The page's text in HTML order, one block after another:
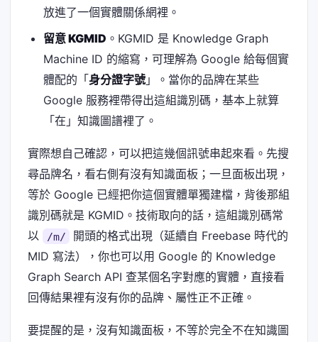
放進了一個實體關係網裡。
留意 KGMID 。KGMID 是 Knowledge Graph
Machine ID 的縮寫，可理解為 Google 給每個實
體配的「 身分證字號」。當你的品牌在某些
Google 服務裡帶得出這組識別碼，基本上就算
「在」知識圖譜裡了。
實際想自己確認，可以把這幾個訊號串起來看。先搜
尋品牌名，看右側有沒有知識面板；一旦面板出現，
等於 Google 已經把你這個實體單獨建檔，背後那組
識別碼就是 KGMID。技術取向的話，這組識別碼常
以
/m/
開頭的格式出現（延續自 Freebase 時代的
MID 寫法），你也可以用 Google 的 Knowledge
Graph Search API 查某個名字對應的實體，直接看
回傳結果裡有沒有你的品牌、屬性正不正確。
要提醒的是，沒有知識面板，不等於完全不在知識圖